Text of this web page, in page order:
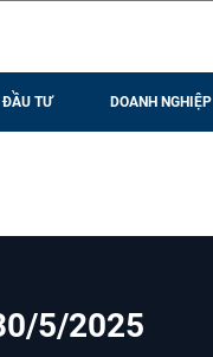
ĐẦU TƯ DOANH NGHIỆP
5/2025